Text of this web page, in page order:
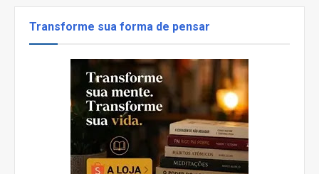
Transforme sua forma de pensar